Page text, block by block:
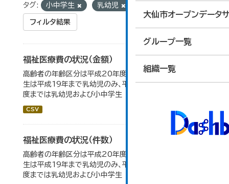
大仙市オープンデータ
グループ一覧
組織一覧
タグ: 小中学生 乳幼児
フィルタ結果
福祉医療費の状況（金額）
高齢者の年齢区分は平成20年度から変更 乳幼児・小中高
生は平成19年まで乳幼児のみ、平成20年度から令和元年
度までは乳幼児および小中学生
CSV
福祉医療費の状況（件数）
高齢者の年齢区分は平成20年度から変更 乳幼児・小中高
生は平成19年まで乳幼児のみ、平成20年度から令和元年
度までは乳幼児および小中学生